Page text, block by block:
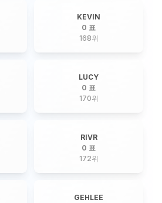
KEVIN
0 표
168위
LUCY
0 표
170위
RIVR
0 표
172위
GEHLEE